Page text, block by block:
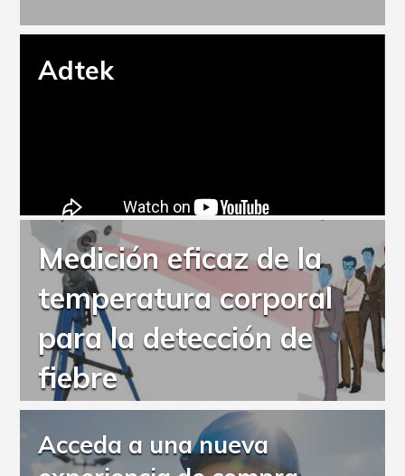
Adtek
Medición eficaz de la
temperatura corporal
para la detección de
fiebre
Acceda a una nueva